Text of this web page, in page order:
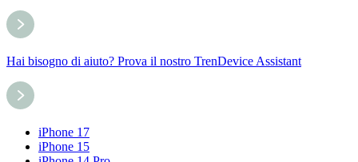
Hai bisogno di aiuto? Prova il nostro TrenDevice Assistant
iPhone 17
iPhone 15